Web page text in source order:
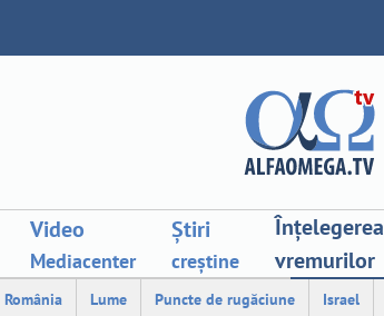
Video
Mediacenter
Știri
creștine
Înțelegerea
vremurilor
România Lume Puncte de rugăciune Israel